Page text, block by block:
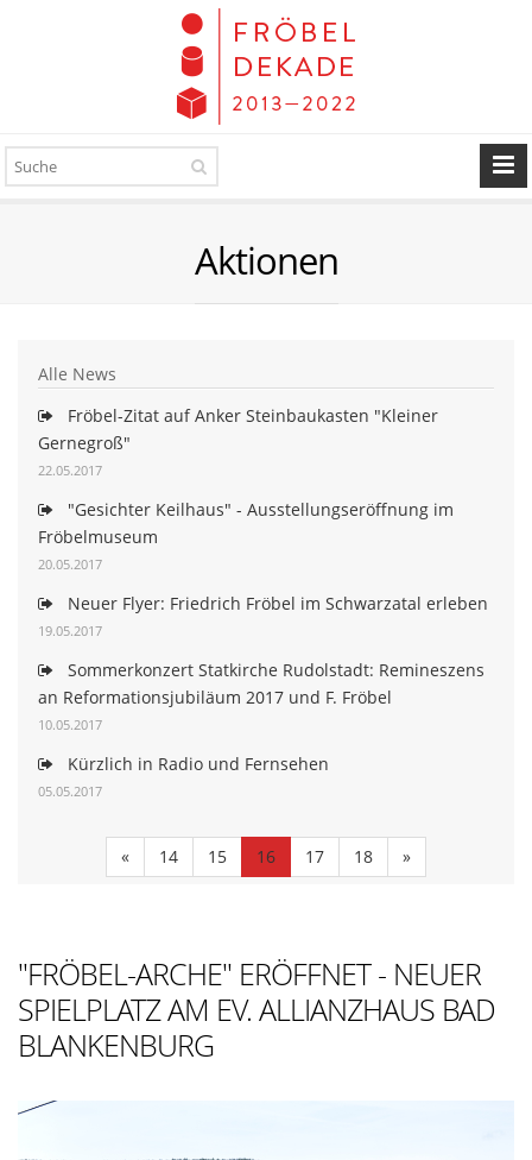
Aktionen
Alle News
Fröbel-Zitat auf Anker Steinbaukasten "Kleiner
Gernegroß"
22.05.2017
"Gesichter Keilhaus" - Ausstellungseröffnung im
Fröbelmuseum
20.05.2017
Neuer Flyer: Friedrich Fröbel im Schwarzatal erleben
19.05.2017
Sommerkonzert Statkirche Rudolstadt: Remineszens
an Reformationsjubiläum 2017 und F. Fröbel
10.05.2017
Kürzlich in Radio und Fernsehen
05.05.2017
« 14 15 16 17 18 »
"FRÖBEL-ARCHE" ERÖFFNET - NEUER
SPIELPLATZ AM EV. ALLIANZHAUS BAD
BLANKENBURG